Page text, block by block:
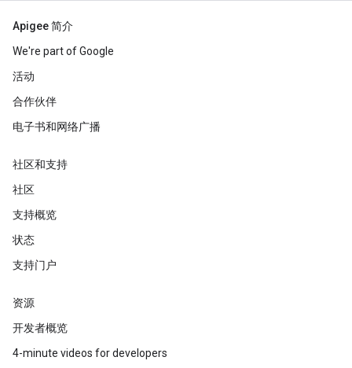
Apigee 简介
We're part of Google
活动
合作伙伴
电子书和网络广播
社区和支持
社区
支持概览
状态
支持门户
资源
开发者概览
4-minute videos for developers